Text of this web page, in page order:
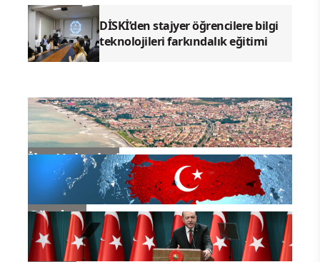
DİSKİ’den stajyer öğrencilere bilgi
teknolojileri farkındalık eğitimi
İlçe Haberleri
Gündem